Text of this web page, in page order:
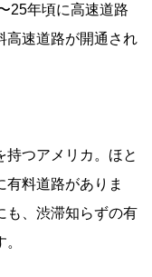
25年頃に高速道路
高速道路が開通され
持つアメリカ。ほと
有料道路がありま
も、渋滞知らずの有